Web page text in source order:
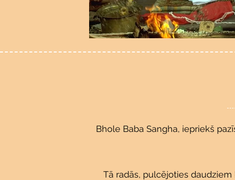
Bhole Baba Sangha, iepriekš
Tā radās, pulcējoties